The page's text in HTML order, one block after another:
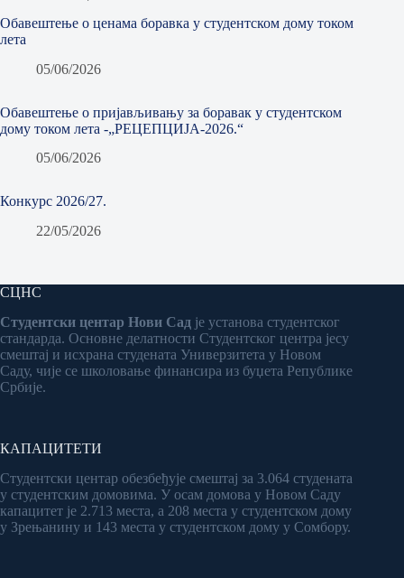
Обавештење о ценама боравка у студентском дому током
лета
05/06/2026
Обавештење о пријављивању за боравак у студентском
дому током лета -„РЕЦЕПЦИЈА-2026.“
05/06/2026
Конкурс 2026/27.
22/05/2026
СЦНС
Студентски центар Нови Сад је установа студентског
стандарда. Основне делатности Студентског центра јесу
смештај и исхрана студената Универзитета у Новом
Саду, чије се школовање финансира из буџета Републике
Србије.
КАПАЦИТЕТИ
Студентски центар обезбеђује смештај за 3.064 студената
у студентским домовима. У осам домова у Новом Саду
капацитет је 2.713 места, а 208 места у студентском дому
у Зрењанину и 143 места у студентском дому у Сомбору.